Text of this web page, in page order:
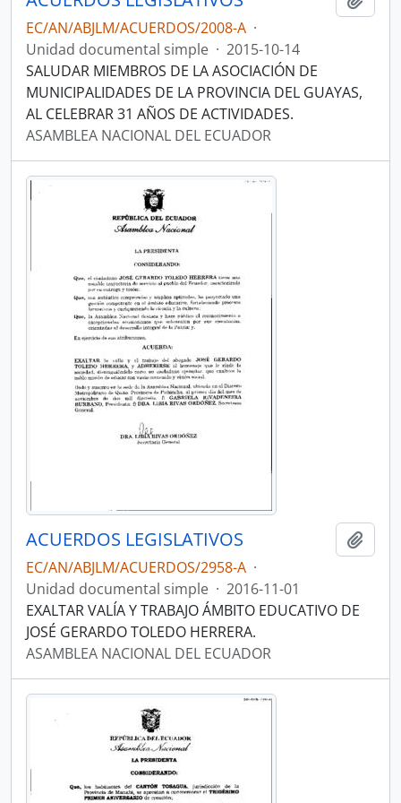
EC/AN/ABJLM/ACUERDOS/2008-A ·
Unidad documental simple · 2015-10-14
SALUDAR MIEMBROS DE LA ASOCIACIÓN DE
MUNICIPALIDADES DE LA PROVINCIA DEL GUAYAS,
AL CELEBRAR 31 AÑOS DE ACTIVIDADES.
ASAMBLEA NACIONAL DEL ECUADOR
ACUERDOS LEGISLATIVOS
EC/AN/ABJLM/ACUERDOS/2958-A ·
Unidad documental simple · 2016-11-01
EXALTAR VALÍA Y TRABAJO ÁMBITO EDUCATIVO DE
JOSÉ GERARDO TOLEDO HERRERA.
ASAMBLEA NACIONAL DEL ECUADOR